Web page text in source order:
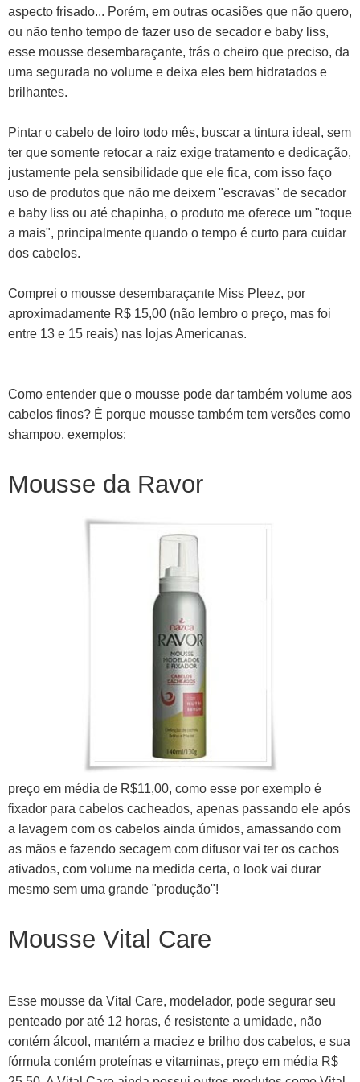
aspecto frisado... Porém, em outras ocasiões que não quero,
ou não tenho tempo de fazer uso de secador e baby liss,
esse mousse desembaraçante, trás o cheiro que preciso, da
uma segurada no volume e deixa eles bem hidratados e
brilhantes.
Pintar o cabelo de loiro todo mês, buscar a tintura ideal, sem
ter que somente retocar a raiz exige tratamento e dedicação,
justamente pela sensibilidade que ele fica, com isso faço
uso de produtos que não me deixem "escravas" de secador
e baby liss ou até chapinha, o produto me oferece um "toque
a mais", principalmente quando o tempo é curto para cuidar
dos cabelos.
Comprei o mousse desembaraçante Miss Pleez, por
aproximadamente R$ 15,00 (não lembro o preço, mas foi
entre 13 e 15 reais) nas lojas Americanas.
Como entender que o mousse pode dar também volume aos
cabelos finos? É porque mousse também tem versões como
shampoo, exemplos:
Mousse da Ravor
preço em média de R$11,00, como esse por exemplo é
fixador para cabelos cacheados, apenas passando ele após
a lavagem com os cabelos ainda úmidos, amassando com
as mãos e fazendo secagem com difusor vai ter os cachos
ativados, com volume na medida certa, o look vai durar
mesmo sem uma grande "produção"!
Mousse Vital Care
Esse mousse da Vital Care, modelador, pode segurar seu
penteado por até 12 horas, é resistente a umidade, não
contém álcool, mantém a maciez e brilho dos cabelos, e sua
fórmula contém proteínas e vitaminas, preço em média R$